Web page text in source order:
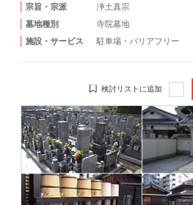
宗旨・宗派
浄土真宗
墓地種別
寺院墓地
施設・サービス
駐車場 ・ バリアフリー
検討リストに追加